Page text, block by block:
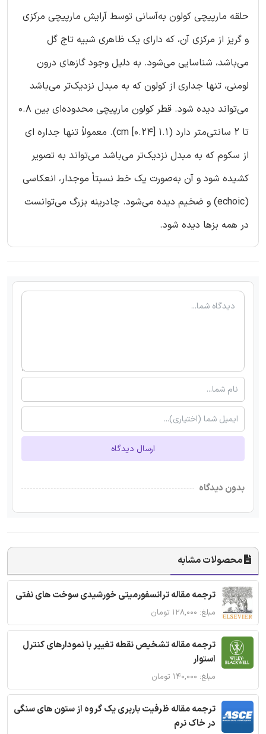
حلقه مارپیچی کولون به‌آسانی توسط آرایش مارپیچی مرکزی
و گریز از مرکزی آن، که دارای یک ظاهری شبیه تاج گل
می‌باشد، شناسایی می‌شود. به دلیل وجود گازهای درون
لومنی، تنها جداری از کولون که به مبدل نزدیک‌تر می‌باشد
می‌تواند دیده شود. قطر کولون مارپیچی محدوده‌ای بین 0.8
تا 2 سانتی‌متر دارد (1.1 [0.24] cm). معمولاً تنها جداره ای
از سکوم که به مبدل نزدیک‌تر می‌باشد می‌تواند به تصویر
کشیده شود و آن به‌صورت یک خط نسبتاً موجدار، انعکاسی
(echoic) و ضخیم دیده می‌شود. چادرینه بزرگ می‌توانست
در همه بزها دیده شود.
ارسال دیدگاه
بدون دیدگاه
محصولات مشابه
ترجمه مقاله ترانسفورمیتی خورشیدی سوخت های نفتی
مبلغ: ۱۲۸,۰۰۰ تومان
ترجمه مقاله تشخیص نقطه تغییر با نمودارهای کنترل
استوار
مبلغ: ۱۴۰,۰۰۰ تومان
ترجمه مقاله ظرفیت باربری یک گروه از ستون های سنگی
در خاک نرم